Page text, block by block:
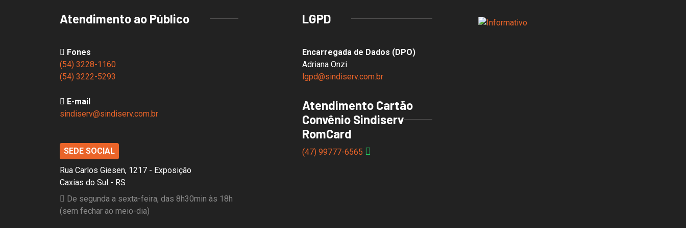
Atendimento ao Público
Fones
(54) 3228-1160
(54) 3222-5293
E-mail
sindiserv@sindiserv.com.br
SEDE SOCIAL
Rua Carlos Giesen, 1217 - Exposição
Caxias do Sul - RS
De segunda a sexta-feira, das 8h30min às 18h
(sem fechar ao meio-dia)
LGPD
Encarregada de Dados (DPO)
Adriana Onzi
lgpd@sindiserv.com.br
Atendimento Cartão
Convênio Sindiserv
RomCard
(47) 99777-6565